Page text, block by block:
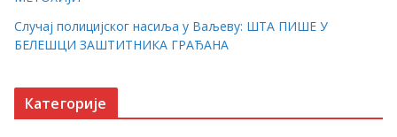
Случај полицијског насиља у Ваљеву: ШТА ПИШЕ У
БЕЛЕШЦИ ЗАШТИТНИКА ГРАЂАНА
Категорије